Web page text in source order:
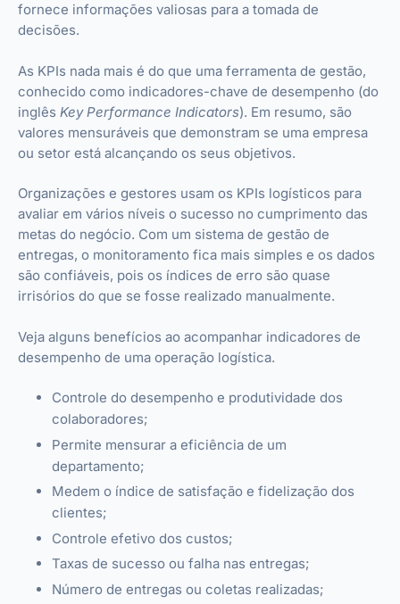
fornece informações valiosas para a tomada de
decisões.
As KPIs nada mais é do que uma ferramenta de gestão,
conhecido como indicadores-chave de desempenho (do
inglês Key Performance Indicators). Em resumo, são
valores mensuráveis que demonstram se uma empresa
ou setor está alcançando os seus objetivos.
Organizações e gestores usam os KPIs logísticos para
avaliar em vários níveis o sucesso no cumprimento das
metas do negócio. Com um sistema de gestão de
entregas, o monitoramento fica mais simples e os dados
são confiáveis, pois os índices de erro são quase
irrisórios do que se fosse realizado manualmente.
Veja alguns benefícios ao acompanhar indicadores de
desempenho de uma operação logística.
Controle do desempenho e produtividade dos
colaboradores;
Permite mensurar a eficiência de um
departamento;
Medem o índice de satisfação e fidelização dos
clientes;
Controle efetivo dos custos;
Taxas de sucesso ou falha nas entregas;
Número de entregas ou coletas realizadas;